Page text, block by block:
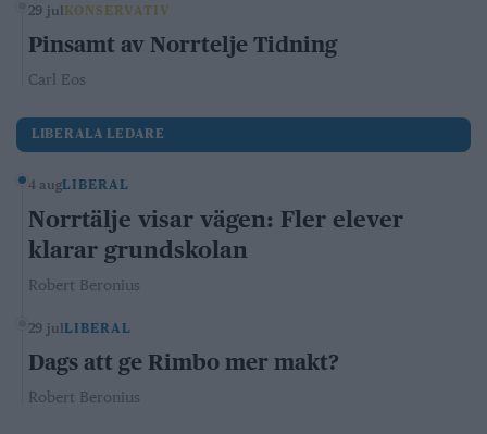
29 jul KONSERVATIV
Pinsamt av Norrtelje Tidning
Carl Eos
LIBERALA LEDARE
4 augLIBERAL
Norrtälje visar vägen: Fler elever
klarar grundskolan
Robert Beronius
29 julLIBERAL
Dags att ge Rimbo mer makt?
Robert Beronius